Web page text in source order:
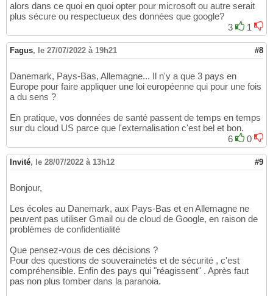
alors dans ce quoi en quoi opter pour microsoft ou autre serait
plus sécure ou respectueux des données que google?
3
1
Fagus, le 27/07/2022 à 19h21 #8
Danemark, Pays-Bas, Allemagne... Il n'y a que 3 pays en
Europe pour faire appliquer une loi européenne qui pour une fois
a du sens ?
En pratique, vos données de santé passent de temps en temps
sur du cloud US parce que l'externalisation c'est bel et bon.
6
0
Invité, le 28/07/2022 à 13h12 #9
Bonjour,
Les écoles au Danemark, aux Pays-Bas et en Allemagne ne
peuvent pas utiliser Gmail ou de cloud de Google, en raison de
problèmes de confidentialité
Que pensez-vous de ces décisions ?
Pour des questions de souverainetés et de sécurité , c'est
compréhensible. Enfin des pays qui "réagissent" . Après faut
pas non plus tomber dans la paranoia.